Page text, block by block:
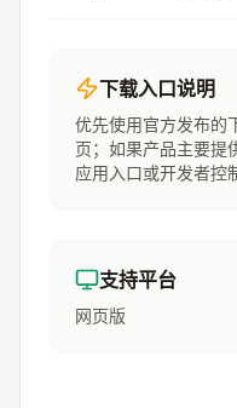
下载入口说明
优先使用官方发布的
页；如果产品主要提
应用入口或开发者控
支持平台
网页版